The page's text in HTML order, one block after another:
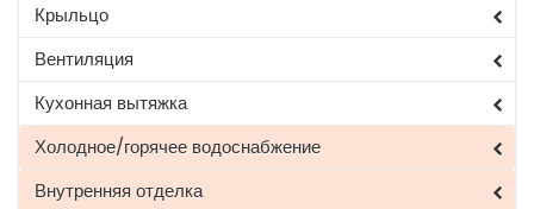
Крыльцо
Вентиляция
Кухонная вытяжка
Холодное/горячее водоснабжение
Внутренняя отделка